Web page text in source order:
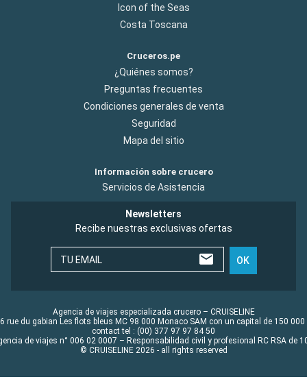
Icon of the Seas
Costa Toscana
Cruceros.pe
¿Quiénes somos?
Preguntas frecuentes
Condiciones generales de venta
Seguridad
Mapa del sitio
Información sobre crucero
Servicios de Asistencia
Newsletters
Recibe nuestras exclusivas ofertas
TU EMAIL OK
Agencia de viajes especializada crucero – CRUISELINE
rue du gabian Les flots bleus MC 98 000 Monaco SAM con un capital de 150 000
contact tel : (00) 377 97 97 84 50
de viajes n° 006 02 0007 – Responsabilidad civil y profesional RC RSA de
© CRUISELINE 2026 - all rights reserved